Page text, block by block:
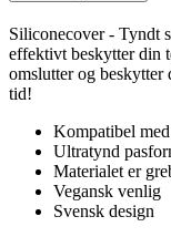
Siliconecover - Tyndt
effektivt beskytter din
omslutter og beskytter
tid!
Kompatibel
Ultratynd
Materialet er
Vegansk venlig
Svensk design